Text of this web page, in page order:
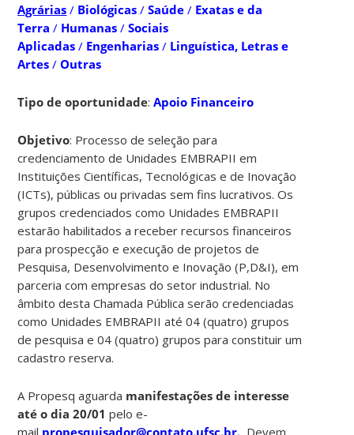
Agrárias / Biológicas /Saúde / Exatas e da
Terra / Humanas /Sociais
Aplicadas / Engenharias / Linguística, Letras e
Artes /Outras
Tipo de oportunidade:Apoio Financeiro
Objetivo: Processo de seleção para
credenciamento de Unidades EMBRAPII em
Instituições Científicas, Tecnológicas e de Inovação
(ICTs), públicas ou privadas sem fins lucrativos. Os
grupos credenciados como Unidades EMBRAPII
estarão habilitados a receber recursos financeiros
para prospecção e execução de projetos de
Pesquisa, Desenvolvimento e Inovação (P,D&I), em
parceria com empresas do setor industrial. No
âmbito desta Chamada Pública serão credenciadas
como Unidades EMBRAPII até 04 (quatro) grupos
de pesquisa e 04 (quatro) grupos para constituir um
cadastro reserva.
A Propesq aguarda manifestações de interesse
até o dia 20/01 pelo e-
mail propesquisador@contato.ufsc.br. Devem